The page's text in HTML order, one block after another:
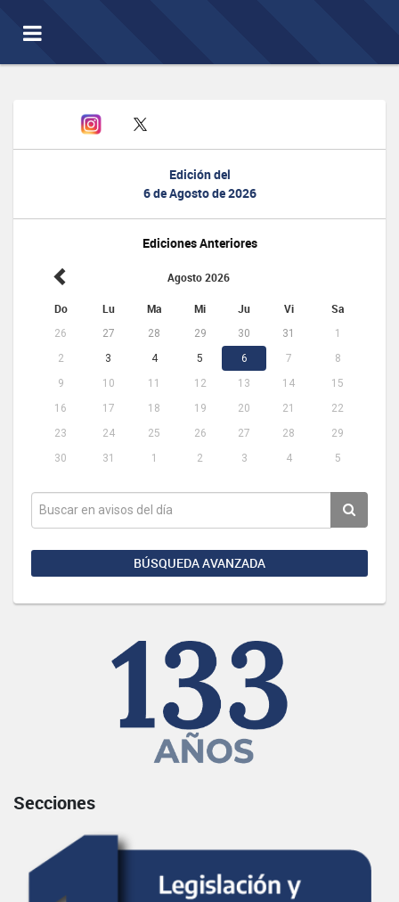
Toggle
navigation
Edición del
6 de Agosto de 2026
Ediciones Anteriores
Agosto 2026
Do Lu Ma Mi Ju Vi Sa
26 27 28 29 30 31
1
2
3 4 5 6 7
8
9
10 11 12 13 14
15
16
17 18 19 20 21
22
23
24 25 26 27 28
29
30
31 1 2 3 4 5
BÚSQUEDA AVANZADA
Secciones